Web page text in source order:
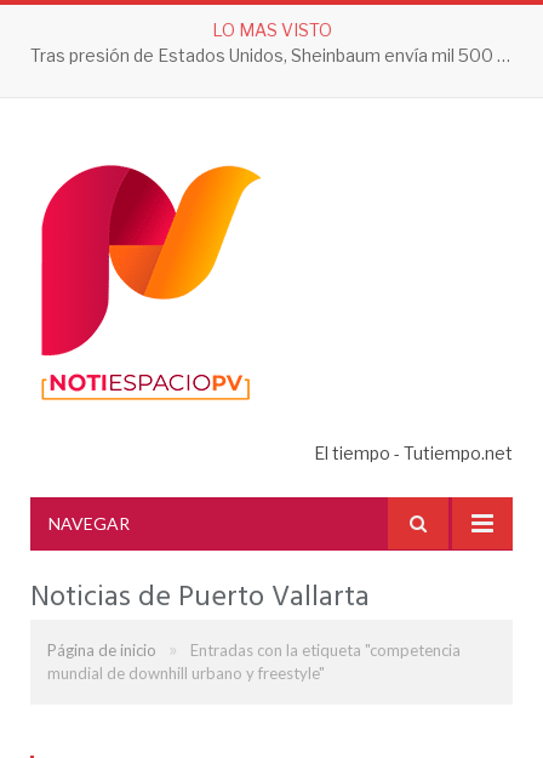
LO MAS VISTO
Tras presión de Estados Unidos, Sheinbaum envía mil 500 soldados a Michoacán
El tiempo - Tutiempo.net
NAVEGAR
Noticias de Puerto Vallarta
Página de inicio »
Entradas con la etiqueta "competencia
mundial de downhill urbano y freestyle"